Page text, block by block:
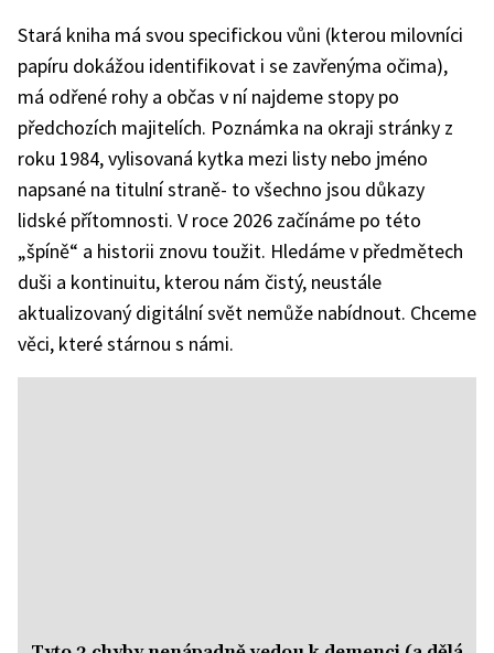
Stará kniha má svou specifickou vůni (kterou milovníci
papíru dokážou identifikovat i se zavřenýma očima),
má odřené rohy a občas v ní najdeme stopy po
předchozích majitelích. Poznámka na okraji stránky z
roku 1984, vylisovaná kytka mezi listy nebo jméno
napsané na titulní straně- to všechno jsou důkazy
lidské přítomnosti. V roce 2026 začínáme po této
„špíně“ a historii znovu toužit. Hledáme v předmětech
duši a kontinuitu, kterou nám čistý, neustále
aktualizovaný digitální svět nemůže nabídnout. Chceme
věci, které stárnou s námi.